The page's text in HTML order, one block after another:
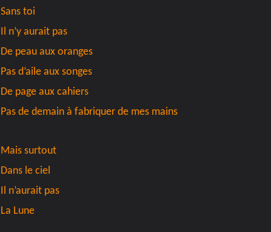
Sans toi
Il n’y aurait pas
De peau aux oranges
Pas d’aile aux songes
De page aux cahiers
Pas de demain à fabriquer de mes mains
Mais surtout
Dans le ciel
Il n’aurait pas
La Lune